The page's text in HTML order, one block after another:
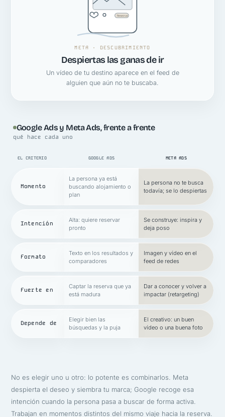
Reserva
META · DESCUBRIMIENTO
Despiertas las ganas de ir
Un vídeo de tu destino aparece en el feed de
alguien que aún no te buscaba.
Google Ads y Meta Ads, frente a frente
qué hace cada uno
EL CRITERIO GOOGLE ADS META ADS
Momento
La persona ya está
buscando alojamiento o
plan
La persona no te busca
todavía; se lo despiertas
Intención
Alta: quiere reservar
pronto
Se construye: inspira y
deja poso
Formato
Texto en los resultados y
comparadores
Imagen y vídeo en el
feed de redes
Fuerte en
Captar la reserva que ya
está madura
Dar a conocer y volver a
impactar (retargeting)
Depende de
Elegir bien las
búsquedas y la puja
El creativo: un buen
vídeo o una buena foto
No es elegir uno u otro: lo potente es combinarlos. Meta
despierta el deseo y siembra tu marca; Google recoge esa
intención cuando la persona pasa a buscar de forma activa.
Trabajan en momentos distintos del mismo viaje hacia la reserva.